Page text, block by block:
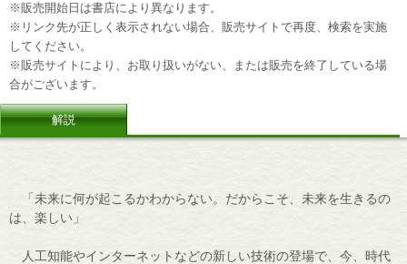
※販売開始日は書店により異なります。
※リンク先が正しく表示されない場合、販売サイトで再度、検索を実施
してください。
※販売サイトにより、お取り扱いがない、または販売を終了している場
合がございます。
解説
「未来に何が起こるかわからない。だからこそ、未来を生きるの
は、楽しい」
人工知能やインターネットなどの新しい技術の登場で、今、時代